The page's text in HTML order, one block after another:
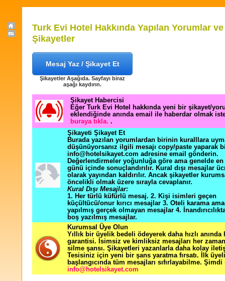
Turk Evi Hotel Hakkında Yapılan Yorumlar ve
Şikayetler
Mesaj Yaz / Şikayet Et
Şikayetler Aşağıda. Sayfayı biraz
aşağı kaydırın.
Şikayet Habercisi
Eğer Turk Evi Hotel hakkında yeni bir şikayet/
eklendiğinde anında email ile haberdar olmak
buraya tıkla. .
Şikayeti Şikayet Et
Burada yazılan yorumlardan birinin kuralllara
düşünüyorsanız ilgili mesajı copy/paste yaparak
info@hotelsikayet.com adresine email gönderin.
Değerlendirmeler yoğunluğa göre ama genelde
günü içinde sonuçlandırılır. Kural dışı mesajlar
olarak yayından kaldırılır. Ancak şikayetler
öncelikli olmak üzere sırayla cevaplanır.
Kural Dışı Mesajlar:
1. Her türlü küfürlü mesaj. 2. Kişi isimleri geçen
küçültücü/onur kırıcı mesajlar 3. Oteli karama
yapılmış gerçek olmayan mesajlar 4.
boş yazılmış mesajlar.
Kurumsal Üye Olun
Yıllık bir üyelik bedeli ödeyerek daha hızlı
garantisi. İsimsiz ve kimliksiz mesajları her zaman
silme şansı. Şikayetleri yazanlarla daha kolay
Tesisiniz için yeni bir şans yaratma fırsatı. İlk
başlangıcında tüm mesajları sıfırlayabilme. Şimdi
info@hotelsikayet.com